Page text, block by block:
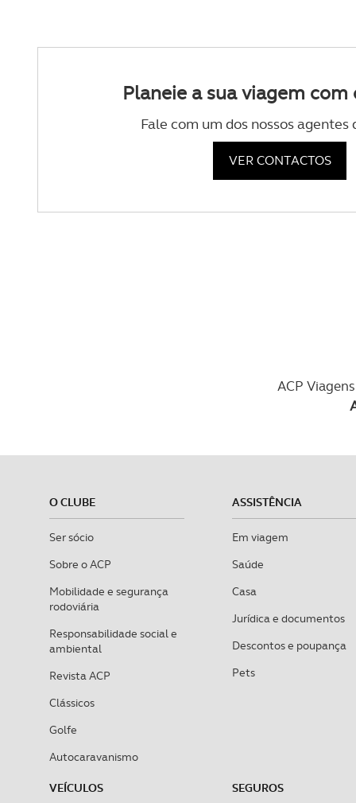
Planeie a sua viagem com
Fale com um dos nossos agentes
VER CONTACTOS
ACP
O CLUBE
Ser sócio
Sobre o ACP
Mobilidade e segurança
rodoviária
Responsabilidade social e
ambiental
Revista ACP
Clássicos
Golfe
Autocaravanismo
ASSISTÊNCIA
Em viagem
Saúde
Casa
Jurídica e documentos
Descontos e poupança
Pets
VEÍCULOS SEGUROS